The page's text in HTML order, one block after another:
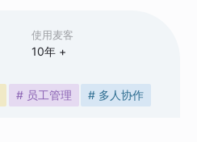
使用麦客
10年 +
# 员工管理 # 多人协作